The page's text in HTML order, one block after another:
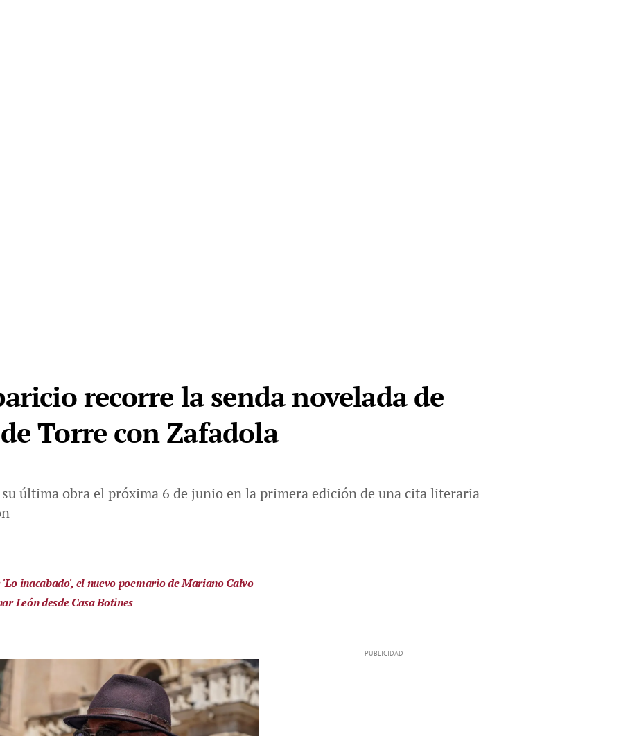
recorre la senda novelada de
Torre con Zafadola
última obra el próxima 6 de junio en la primera edición de una cita literaria
inacabado', el nuevo poemario de Mariano Calvo
León desde Casa Botines